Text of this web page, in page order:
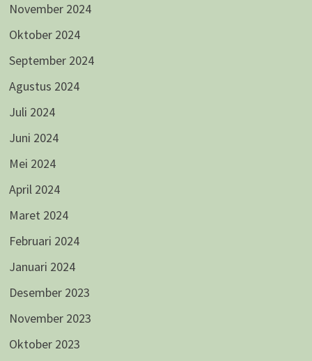
November 2024
Oktober 2024
September 2024
Agustus 2024
Juli 2024
Juni 2024
Mei 2024
April 2024
Maret 2024
Februari 2024
Januari 2024
Desember 2023
November 2023
Oktober 2023